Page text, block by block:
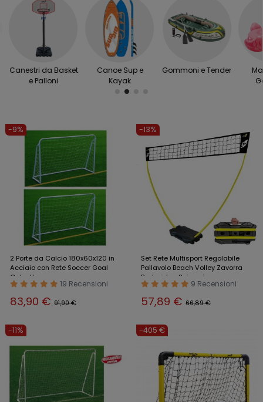
Canestri da Basket
e Palloni
Canoe Sup e
Kayak
Gommoni e Tender
-9%
2 Porte da Calcio 180x60x120 in
Acciaio con Rete Soccer Goal
Calcetto
19 Recensioni
83,90 € 91,90 €
-13%
Set Rete Multisport Regolabile
Pallavolo Beach Volley Zavorra
Badminton Spiaggia
9 Recensioni
57,89 € 66,89 €
-11% -405 €